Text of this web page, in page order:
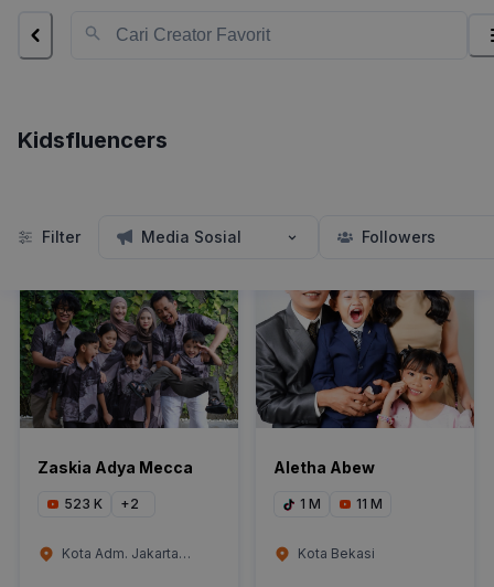
Kidsfluencers
Filter Media Sosial Followers
Zaskia Adya Mecca
523 K +2
Kota Adm. Jakarta
Aletha Abew
1 M 11 M
Kota Bekasi